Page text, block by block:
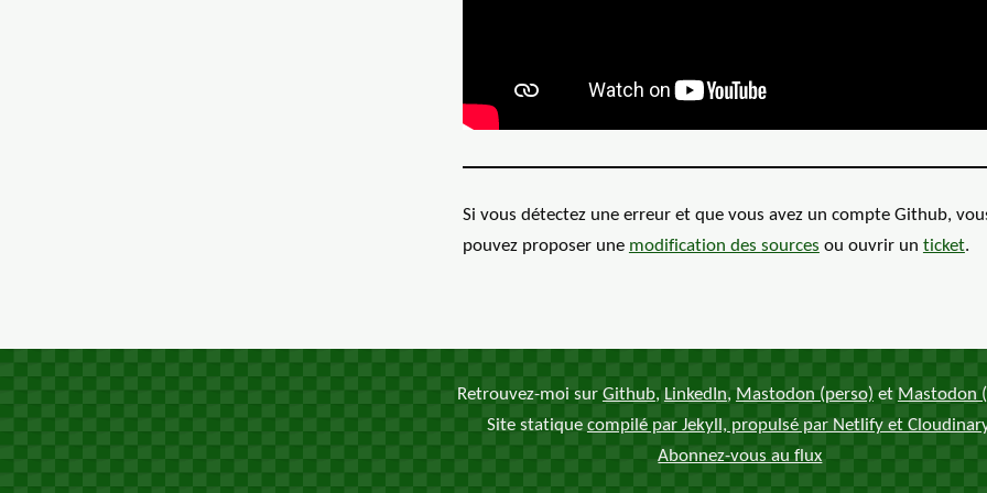
Si vous détectez une erreur et que vous avez un compte Github,
pouvez proposer une modification des sources ou ouvrir un ticket.
Retrouvez-moi sur Github, LinkedIn, Mastodon (perso) et Mastodon
Site statique compilé par Jekyll, propulsé par Netlify et
Abonnez-vous au flux